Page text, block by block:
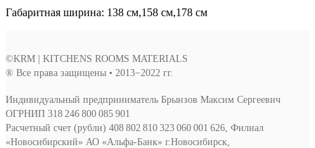
Габаритная ширина: 138 см,158 см,178 см
©KRM | KITCHENS ROOMS MATERIALS
® Все права защищены • 2013−2022 гг.
Индивидуальный предприниматель Брынзов Максим Сергеевич
ОГРНИП 318 246 800 085 901
Расчетный счет (рубли) 408 802 810 323 060 001 626, Филиал
«Новосибирский» АО «Альфа-Банк» г.Новосибирск,